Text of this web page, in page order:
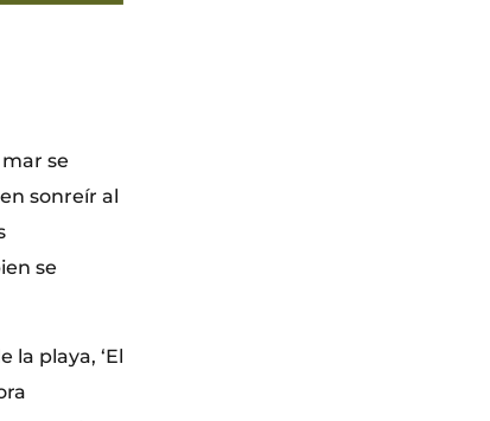
se
sonreír al
se
la playa, ‘El